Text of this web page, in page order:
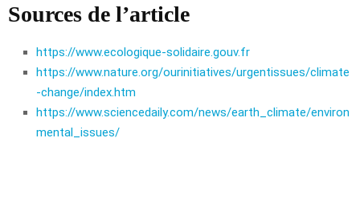
Sources de l’article
https://www.ecologique-solidaire.gouv.fr
https://www.nature.org/ourinitiatives/urgentissues/climate
-change/index.htm
https://www.sciencedaily.com/news/earth_climate/environ
mental_issues/